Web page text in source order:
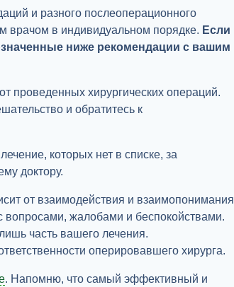
и разного послеоперационного
в индивидуальном порядке. Если
ниже рекомендации с вашим
проведенных хирургических операций.
и обратитесь к
которых нет в списке, за
доктору.
от взаимодействия и взаимопонимания
жалобами и беспокойствами.
часть вашего лечения.
оперировавшего хирурга.
. Напомню, что самый эффективный и